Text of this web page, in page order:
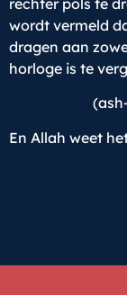
wordt vermeld
dragen aan
horloge is te
En Allah weet